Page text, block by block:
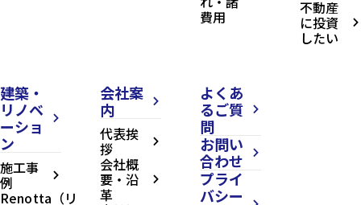
費用 不動産
に投資
したい
arrow_forward_ios
建築・
リノベ
ーショ
ン
arrow_forward_ios
施工事
例 arrow_forward_ios
Renotta（リ
会社案
内
arrow_forward_ios
代表挨
拶 arrow_forward_ios
会社概
要・沿
革
arrow_forward_ios
よくあ
るご質
問
arrow_forward_ios
お問い
合わせ
arrow_forward_ios
プライ
バシー